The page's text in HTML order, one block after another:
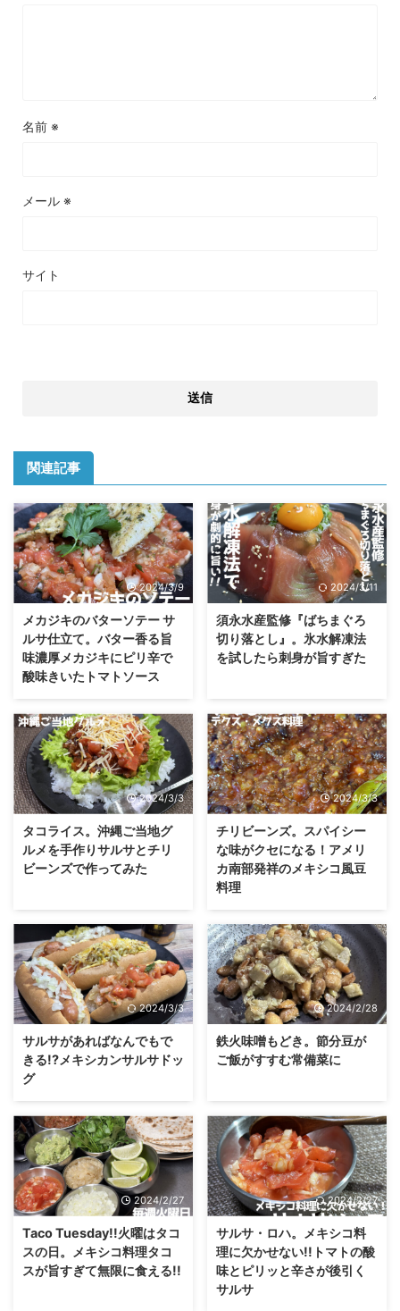
名前 ※
メール ※
サイト
関連記事
2024/3/9
メカジキのバターソテー サ
ルサ仕立て。バター香る旨
味濃厚メカジキにピリ辛で
酸味きいたトマトソース
2024/3/11
須永水産監修『ばちまぐろ
切り落とし』。氷水解凍法
を試したら刺身が旨すぎた
2024/3/3
タコライス。沖縄ご当地グ
ルメを手作りサルサとチリ
ビーンズで作ってみた
2024/3/3
チリビーンズ。スパイシー
な味がクセになる！アメリ
カ南部発祥のメキシコ風豆
料理
2024/3/3
サルサがあればなんでもで
きる!?メキシカンサルサドッ
グ
2024/2/28
鉄火味噌もどき。節分豆が
ご飯がすすむ常備菜に
2024/2/27
Taco Tuesday!!火曜はタコ
スの日。メキシコ料理タコ
スが旨すぎて無限に食える!!
2024/2/27
サルサ・ロハ。メキシコ料
理に欠かせない!!トマトの酸
味とピリッと辛さが後引く
サルサ